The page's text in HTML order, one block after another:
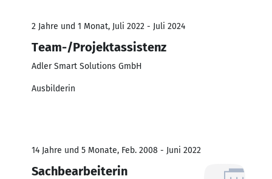
2 Jahre und 1 Monat, Juli 2022 - Juli 2024
Team-/Projektassistenz
Adler Smart Solutions GmbH
Ausbilderin
14 Jahre und 5 Monate, Feb. 2008 - Juni 2022
Sachbearbeiterin